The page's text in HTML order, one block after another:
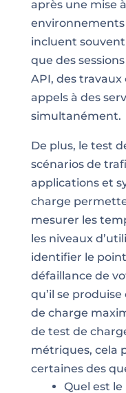
après une mise
environnements
incluent
que des
API, des
appels à des
simultanément.
De plus, le test
scénarios de
applications et
charge
mesurer les
les niveaux
identifier le
défaillance de
qu’il se
de charge
de test de
métriques, cela
certaines des
Quel est